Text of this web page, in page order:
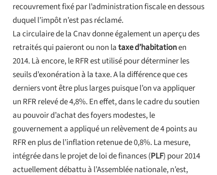
recouvrement fixé par l’administration fiscale en dessous
duquel l’impôt n’est pas réclamé.
La circulaire de la Cnav donne également un aperçu des
retraités qui paieront ou non lataxe d’habitationen
2014. Là encore, le RFR est utilisé pour déterminer les
seuils d’exonération à la taxe. A la différence que ces
derniers vont être plus larges puisque l’on va appliquer
un RFR relevé de 4,8%. En effet, dans le cadre du soutien
au pouvoir d’achat des foyers modestes, le
gouvernement a appliqué un relèvement de 4 points au
RFR en plus de l’inflation retenue de 0,8%. La mesure,
intégrée dans le projet de loi de finances (PLF) pour 2014
actuellement débattu à l’Assemblée nationale, n’est,